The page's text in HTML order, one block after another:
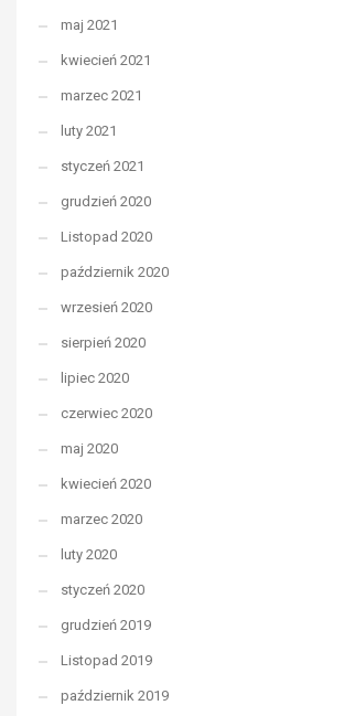
maj 2021
kwiecień 2021
marzec 2021
luty 2021
styczeń 2021
grudzień 2020
Listopad 2020
październik 2020
wrzesień 2020
sierpień 2020
lipiec 2020
czerwiec 2020
maj 2020
kwiecień 2020
marzec 2020
luty 2020
styczeń 2020
grudzień 2019
Listopad 2019
październik 2019